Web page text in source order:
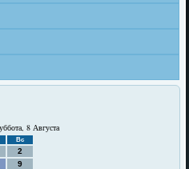
8 Августа
Вс
2
9